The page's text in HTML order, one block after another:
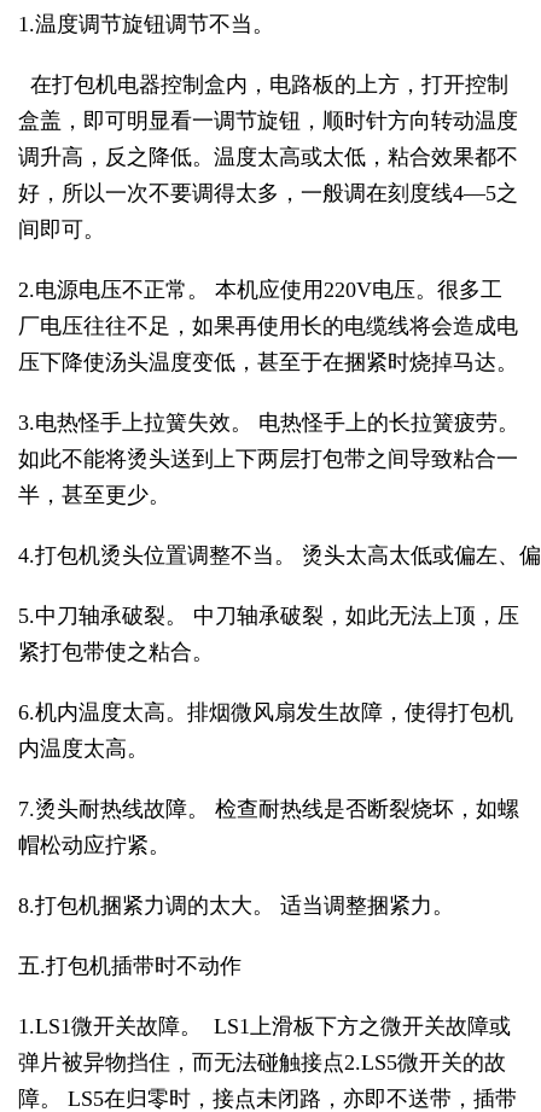
1.温度调节旋钮调节不当。
在打包机电器控制盒内，电路板的上方，打开控制
盒盖，即可明显看一调节旋钮，顺时针方向转动温度
调升高，反之降低。温度太高或太低，粘合效果都不
好，所以一次不要调得太多，一般调在刻度线4—5之
间即可。
2.电源电压不正常。 本机应使用220V电压。很多工
厂电压往往不足，如果再使用长的电缆线将会造成电
压下降使汤头温度变低，甚至于在捆紧时烧掉马达。
3.电热怪手上拉簧失效。 电热怪手上的长拉簧疲劳。
如此不能将烫头送到上下两层打包带之间导致粘合一
半，甚至更少。
4.打包机烫头位置调整不当。 烫头太高太低或偏左、
5.中刀轴承破裂。 中刀轴承破裂，如此无法上顶，压
紧打包带使之粘合。
6.机内温度太高。排烟微风扇发生故障，使得打包机
内温度太高。
7.烫头耐热线故障。 检查耐热线是否断裂烧坏，如螺
帽松动应拧紧。
8.打包机捆紧力调的太大。 适当调整捆紧力。
五.打包机插带时不动作
1.LS1微开关故障。 LS1上滑板下方之微开关故障或
弹片被异物挡住，而无法碰触接点2.LS5微开关的故
障。 LS5在归零时，接点未闭路，亦即不送带，插带